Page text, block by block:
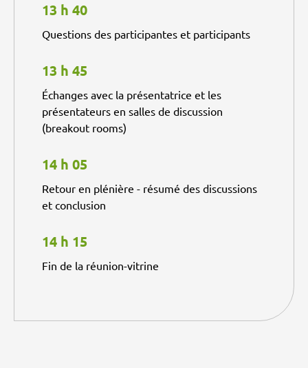
13 h 40
Questions des participantes et participants
13 h 45
Échanges avec la présentatrice et les
présentateurs en salles de discussion
(breakout rooms)
14 h 05
Retour en plénière - résumé des discussions
et conclusion
14 h 15
Fin de la réunion-vitrine